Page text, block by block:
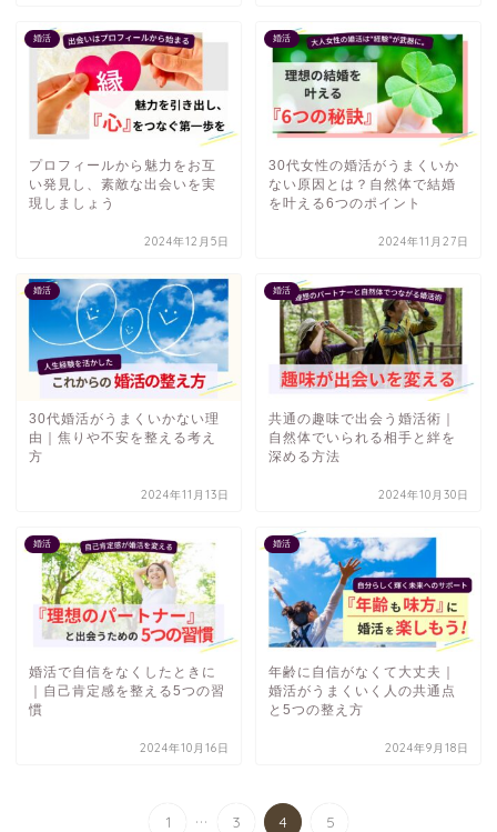
婚活
プロフィールから魅力をお互
い発見し、素敵な出会いを実
現しましょう
2024年12月5日
婚活
30代女性の婚活がうまくいか
ない原因とは？自然体で結婚
を叶える6つのポイント
2024年11月27日
婚活
30代婚活がうまくいかない理
由｜焦りや不安を整える考え
方
2024年11月13日
婚活
共通の趣味で出会う婚活術｜
自然体でいられる相手と絆を
深める方法
2024年10月30日
婚活
婚活で自信をなくしたときに
｜自己肯定感を整える5つの習
慣
2024年10月16日
婚活
年齢に自信がなくて大丈夫｜
婚活がうまくいく人の共通点
と5つの整え方
2024年9月18日
1 ... 3 4 5